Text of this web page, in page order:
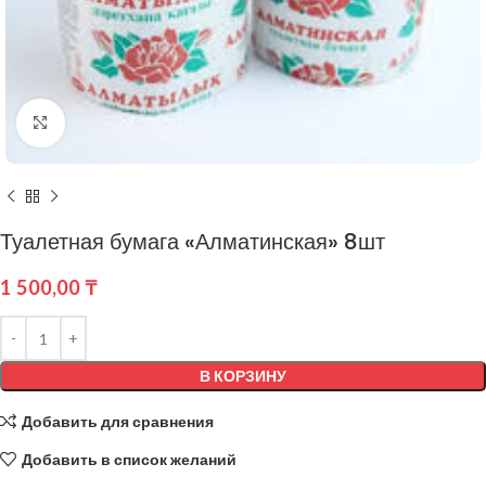
Нажмите, чтобы увеличить
Туалетная бумага «Алматинская» 8шт
1 500,00 ₸
В КОРЗИНУ
Добавить для сравнения
Добавить в список желаний